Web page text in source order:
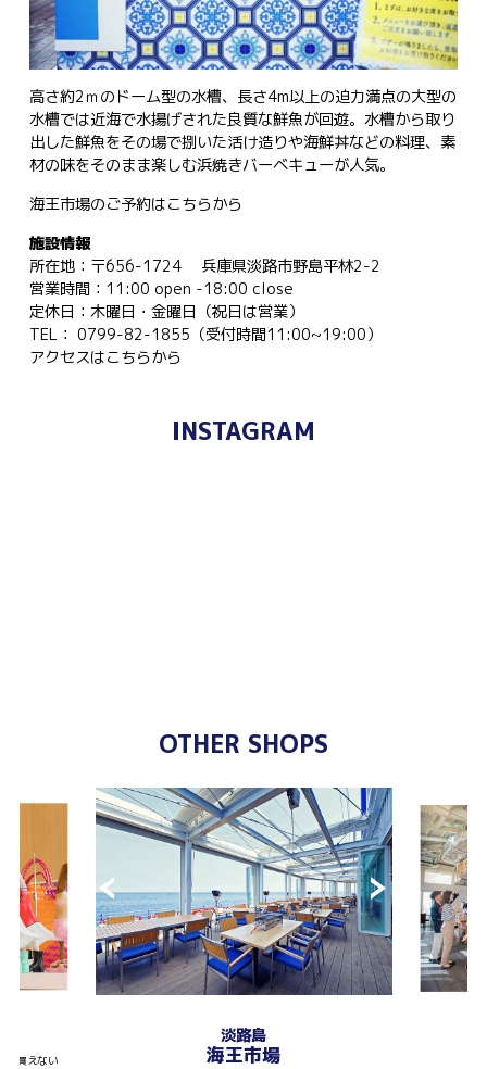
高さ約2ｍのドーム型の水槽、長さ4m以上の迫力満点の大型の
水槽では近海で水揚げされた良質な鮮魚が回遊。水槽から取り
出した鮮魚をその場で捌いた活け造りや海鮮丼などの料理、素
材の味をそのまま楽しむ浜焼きバーベキューが人気。
海王市場のご予約はこちらから
施設情報
所在地：〒656-1724 兵庫県淡路市野島平林2-2
営業時間：11:00 open -18:00 close
定休日：木曜日・金曜日（祝日は営業）
TEL： 0799-82-1855（受付時間11:00~19:00）
アクセスはこちらから
INSTAGRAM
OTHER SHOPS
か買えない
淡路島
海王市場